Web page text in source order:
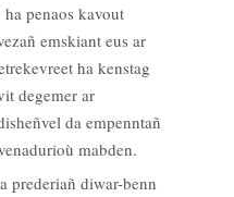
penaos kavout
emskiant eus ar
ha kenstag
degemer ar
da empenntañ
mabden.
prederiañ diwar-benn